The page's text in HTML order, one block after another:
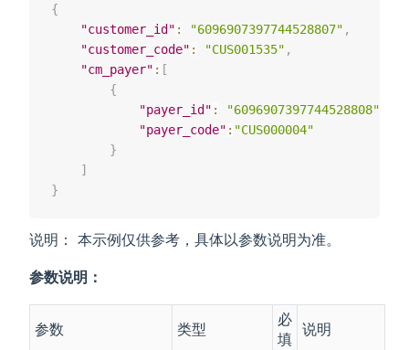
{
"customer_id" : "6096907397744528807" ,
"customer_code" : "CUS001535" ,
"cm_payer" : [
{
"payer_id" : "6096907397744528808"
"payer_code" : "CUS000004"
}
]
}
说明： 本示例仅供参考，具体以参数说明为准。
参数说明：
参数 类型
必
填
说明